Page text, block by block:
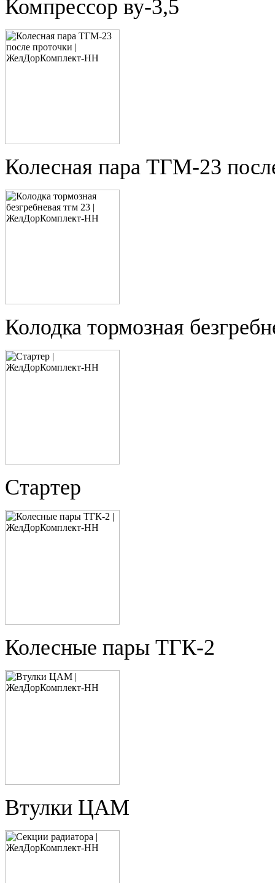
Компрессор ву-3,5
Колесная пара ТГМ-23
Колодка тормозная
Стартер
Колесные пары ТГК-2
Втулки ЦАМ